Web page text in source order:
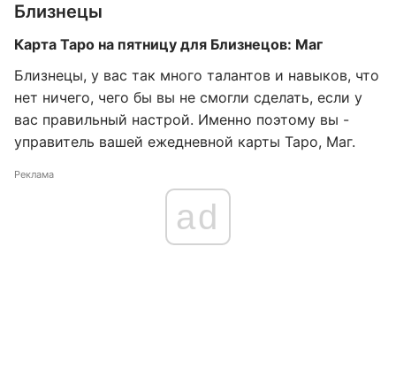
Близнецы
Карта Таро на пятницу для Близнецов: Маг
Близнецы, у вас так много талантов и навыков, что
нет ничего, чего бы вы не смогли сделать, если у
вас правильный настрой. Именно поэтому вы -
управитель вашей ежедневной карты Таро, Маг.
Реклама
ad